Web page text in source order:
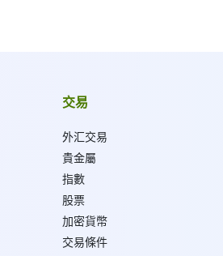
交易
外汇交易
貴金屬
指數
股票
加密貨幣
交易條件